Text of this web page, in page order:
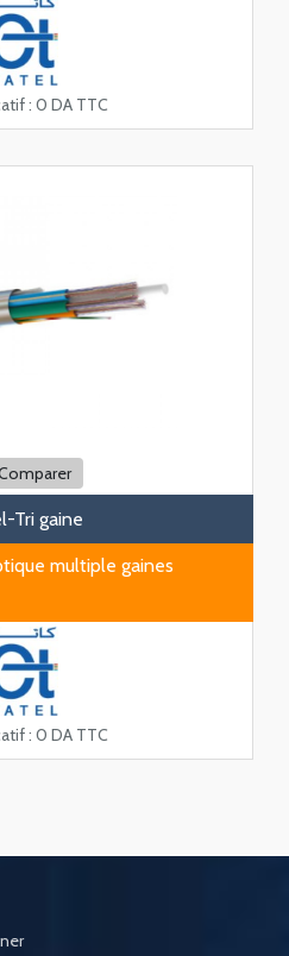
: 0 DA TTC
Tri gaine
multiple gaines
: 0 DA TTC